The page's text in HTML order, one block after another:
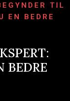
TIL
EN BEDRE
BEDRE